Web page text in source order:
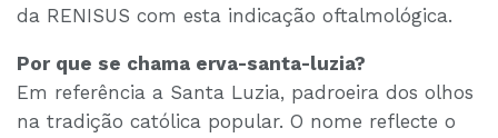
da RENISUS com esta indicação oftalmológica.
Por que se chama erva-santa-luzia?
Em referência a Santa Luzia, padroeira dos olhos
na tradição católica popular. O nome reflecte o